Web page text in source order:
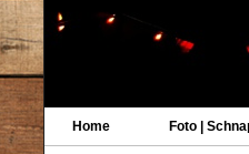
Home Foto |